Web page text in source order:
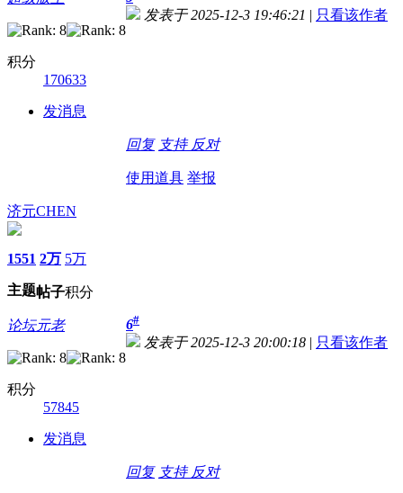
积分
170633
发消息
发表于 2025-12-3 19:46:21 | 只看该作者
回复 支持 反对
使用道具 举报
济元CHEN
1551
主题
2万
帖子
5万
积分
论坛元老
积分
57845
发消息
6#
发表于 2025-12-3 20:00:18 | 只看该作者
回复 支持 反对